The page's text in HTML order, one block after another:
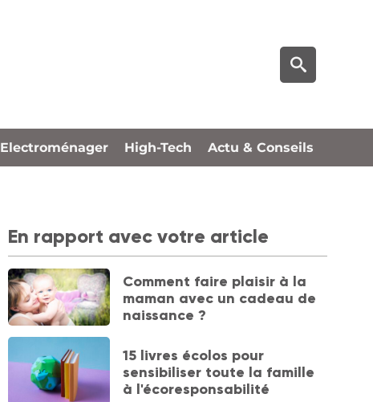
Electroménager High-Tech Actu & Conseils
En rapport avec votre article
Comment faire plaisir à la
maman avec un cadeau de
naissance ?
15 livres écolos pour
sensibiliser toute la famille
à l'écoresponsabilité